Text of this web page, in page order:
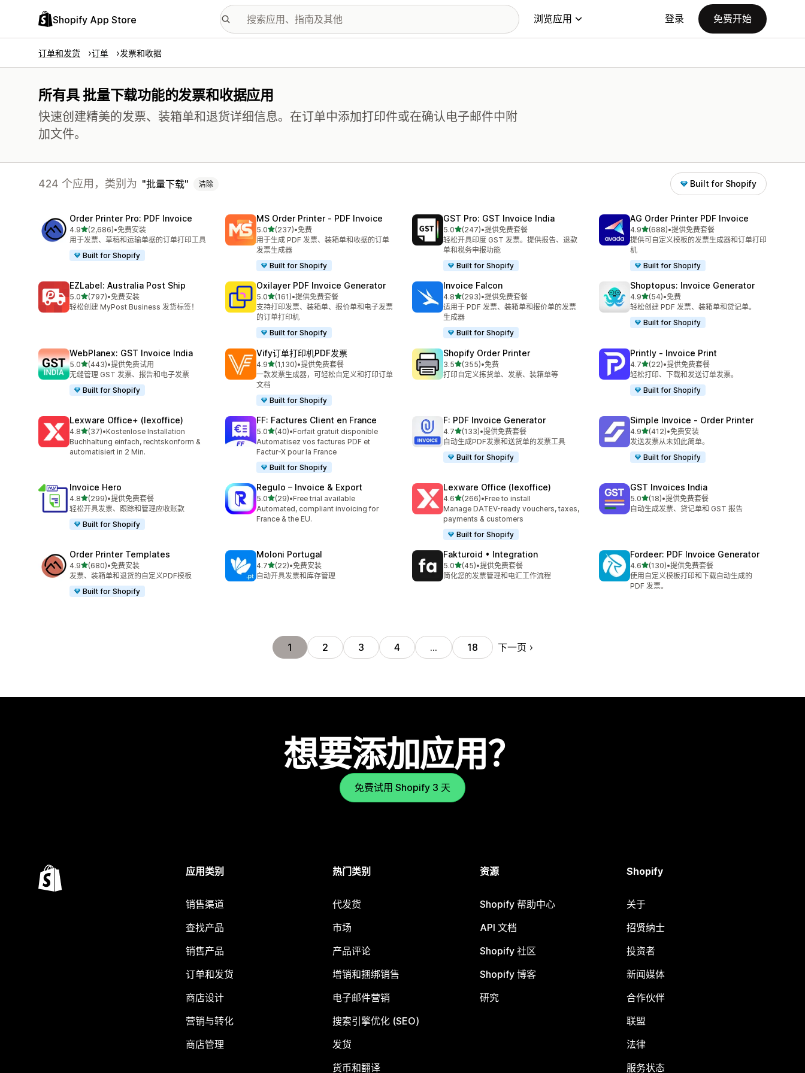
Shopify App Store 浏览应用 登录 免费开始
订单和发货 订单 发票和收据
所有具 批量下载功能的发票和收据应用
快速创建精美的发票、装箱单和退货详细信息。在订单中添加打印件或在确认电子邮件中附
加文件。
424 个应用，类别为 批量下载 清除 Built for Shopify
Order Printer Pro: PDF Invoice
4.9星（满分 5 星）
(2,686)
总共 2686 条评论
•免费安装
用于发票、草稿和运输单据的订单打印工具
Built for Shopify
MS Order Printer ‑ PDF Invoice
5.0星（满分 5 星）
(237)
总共 237 条评论
•免费
用于生成 PDF 发票、装箱单和收据的订单
发票生成器
Built for Shopify
GST Pro: GST Invoice India
5.0星（满分 5 星）
(247)
总共 247 条评论
•提供免费套餐
轻松开具印度 GST 发票。提供报告、退款
单和税务申报功能
Built for Shopify
AG Order Printer PDF Invoice
4.9星（满分 5 星）
(688)
总共 688 条评论
•提供免费套餐
提供可自定义模板的发票生成器和订单打印
机
Built for Shopify
EZLabel: Australia Post Ship
5.0星（满分 5 星）
(797)
总共 797 条评论
•免费安装
轻松创建 MyPost Business 发货标签！
Oxilayer PDF Invoice Generator
5.0星（满分 5 星）
(161)
总共 161 条评论
•提供免费套餐
支持打印发票、装箱单、报价单和电子发票
的订单打印机
Built for Shopify
Invoice Falcon
4.8星（满分 5 星）
(293)
总共 293 条评论
•提供免费套餐
适用于 PDF 发票、装箱单和报价单的发票
生成器
Built for Shopify
Shoptopus: Invoice Generator
4.9星（满分 5 星）
(54)
总共 54 条评论
•免费
轻松创建 PDF 发票、装箱单和贷记单。
Built for Shopify
WebPlanex: GST Invoice India
5.0星（满分 5 星）
(443)
总共 443 条评论
•提供免费试用
无缝管理 GST 发票、报告和电子发票
Built for Shopify
Vify订单打印机PDF发票
4.9星（满分 5 星）
(1,130)
总共 1130 条评论
•提供免费套餐
一款发票生成器，可轻松自定义和打印订单
文档
Built for Shopify
Shopify Order Printer
3.5星（满分 5 星）
(355)
总共 355 条评论
•免费
打印自定义拣货单、发票、装箱单等
Printly ‑ Invoice Print
4.7星（满分 5 星）
(22)
总共 22 条评论
•提供免费套餐
轻松打印、下载和发送订单发票。
Built for Shopify
Lexware Office+ (lexoffice)
4.8星（满分 5 星）
(37)
总共 37 条评论
•Kostenlose Installation
Buchhaltung einfach, rechtskonform &
automatisiert in 2 Min.
FF: Factures Client en France
5.0星（满分 5 星）
(40)
总共 40 条评论
•Forfait gratuit disponible
Automatisez vos factures PDF et
Factur-X pour la France
Built for Shopify
F: PDF Invoice Generator
4.7星（满分 5 星）
(133)
总共 133 条评论
•提供免费套餐
自动生成PDF发票和送货单的发票工具
Built for Shopify
Simple Invoice ‑ Order Printer
4.9星（满分 5 星）
(412)
总共 412 条评论
•免费安装
发送发票从未如此简单。
Built for Shopify
Invoice Hero
4.8星（满分 5 星）
(299)
总共 299 条评论
•提供免费套餐
轻松开具发票、跟踪和管理应收账款
Built for Shopify
Regulo – Invoice & Export
5.0星（满分 5 星）
(29)
总共 29 条评论
•Free trial available
Automated, compliant invoicing for
France & the EU.
Lexware Office (lexoffice)
4.6星（满分 5 星）
(266)
总共 266 条评论
•Free to install
Manage DATEV-ready vouchers, taxes,
payments & customers
Built for Shopify
GST Invoices India
5.0星（满分 5 星）
(18)
总共 18 条评论
•提供免费套餐
自动生成发票、贷记单和 GST 报告
Order Printer Templates
4.9星（满分 5 星）
(680)
总共 680 条评论
•免费安装
发票、装箱单和退货的自定义PDF模板
Built for Shopify
Moloni Portugal
4.7星（满分 5 星）
(22)
总共 22 条评论
•免费安装
自动开具发票和库存管理
Fakturoid • Integration
5.0星（满分 5 星）
(45)
总共 45 条评论
•提供免费套餐
简化您的发票管理和电汇工作流程
Fordeer: PDF Invoice Generator
4.6星（满分 5 星）
(130)
总共 130 条评论
•提供免费套餐
使用自定义模板打印和下载自动生成的
PDF 发票。
1 2 3 4 … 18 下一页
想要添加应用？
免费试用 Shopify 3 天
应用类别
销售渠道
查找产品
销售产品
订单和发货
商店设计
营销与转化
商店管理
热门类别
代发货
市场
产品评论
增销和捆绑销售
电子邮件营销
搜索引擎优化 (SEO)
发货
货币和翻译
资源
Shopify 帮助中心
API 文档
Shopify 社区
Shopify 博客
研究
Shopify
关于
招贤纳士
投资者
新闻媒体
合作伙伴
联盟
法律
服务状态